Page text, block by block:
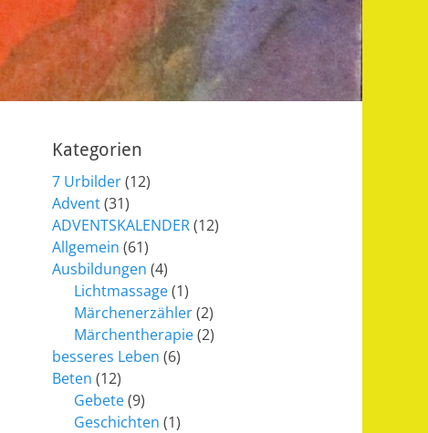
Kategorien
7 Urbilder(12)
Advent(31)
ADVENTSKALENDER(12)
Allgemein (61)
Ausbildungen (4)
Lichtmassage(1)
Märchenerzähler(2)
Märchentherapie(2)
besseres Leben (6)
Beten (12)
Gebete(9)
Geschichten (1)